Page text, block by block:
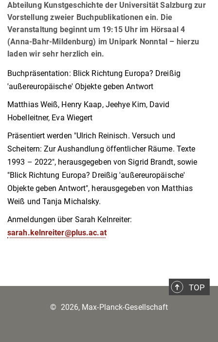
Abteilung Kunstgeschichte der Universität Salzburg zur
Vorstellung zweier Buchpublikationen ein. Die
Veranstaltung beginnt um 19:15 Uhr im Hörsaal 4
(Anna-Bahr-Mildenburg) im Unipark Nonntal – hierzu
laden wir sehr herzlich ein.
Buchpräsentation: Blick Richtung Europa? Dreißig
'außereuropäische' Objekte geben Antwort
Matthias Weiß, Henry Kaap, Jeehye Kim, David
Hobelleitner, Eva Wiegert
Präsentiert werden "Ulrich Reinisch. Versuch und
Scheitern: Zur Aushandlung öffentlicher Räume. Texte
1993 – 2022", herausgegeben von Sigrid Brandt, sowie
"Blick Richtung Europa? Dreißig 'außereuropäische'
Objekte geben Antwort", herausgegeben von Matthias
Weiß und Tanja Michalsky.
Anmeldungen über Sarah Kelnreiter:
sarah.kelnreiter@plus.ac.at
TOP
© 2026, Max-Planck-Gesellschaft